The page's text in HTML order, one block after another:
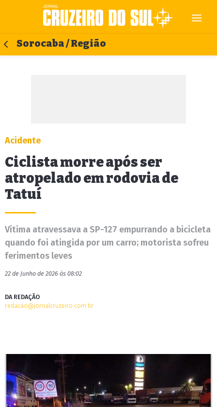
Sorocaba / Região
Acidente
Ciclista morre após ser
atropelado em rodovia de
Tatuí
Vítima atravessava a SP-127 empurrando a bicicleta
quando foi atingida por um carro; motorista sofreu
ferimentos leves
22 de Junho de 2026 às 08:02
DA REDAÇÃO
redacao@jornalcruzeiro.com.br